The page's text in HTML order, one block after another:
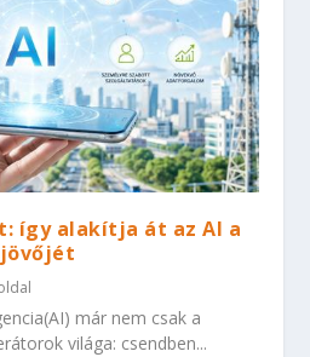
így alakítja át az AI a
már nem csak a
világa: csendben...